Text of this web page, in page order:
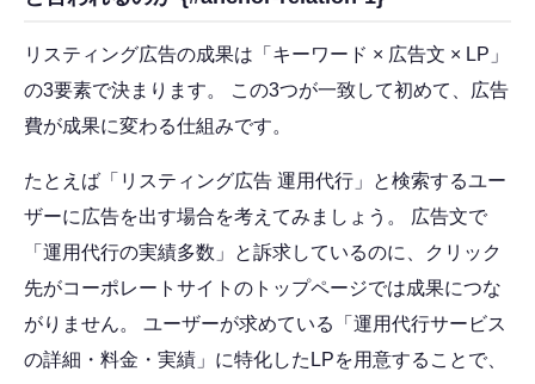
リスティング広告の成果は「キーワード × 広告文 × LP」
の3要素で決まります。 この3つが一致して初めて、広告
費が成果に変わる仕組みです。
たとえば「リスティング広告 運用代行」と検索するユー
ザーに広告を出す場合を考えてみましょう。 広告文で
「運用代行の実績多数」と訴求しているのに、クリック
先がコーポレートサイトのトップページでは成果につな
がりません。 ユーザーが求めている「運用代行サービス
の詳細・料金・実績」に特化したLPを用意することで、